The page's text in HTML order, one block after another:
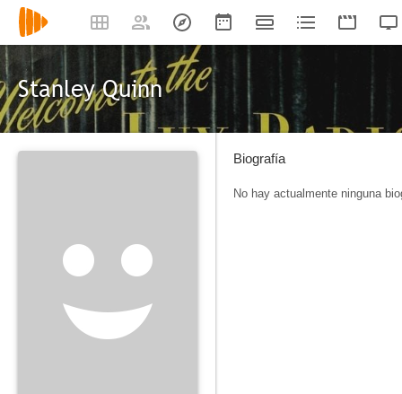
Stanley Quinn
Biografía
No hay actualmente ninguna